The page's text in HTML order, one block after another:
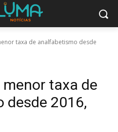
taxa de analfabetismo desde
taxa de
desde 2016,